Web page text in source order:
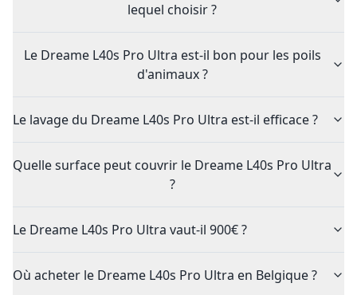
lequel choisir ?
Le Dreame L40s Pro Ultra est-il bon pour les poils
d'animaux ?
Le lavage du Dreame L40s Pro Ultra est-il efficace ?
Quelle surface peut couvrir le Dreame L40s Pro Ultra
?
Le Dreame L40s Pro Ultra vaut-il 900€ ?
Où acheter le Dreame L40s Pro Ultra en Belgique ?